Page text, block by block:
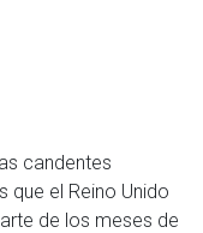
candentes
que el Reino Unido
de los meses de